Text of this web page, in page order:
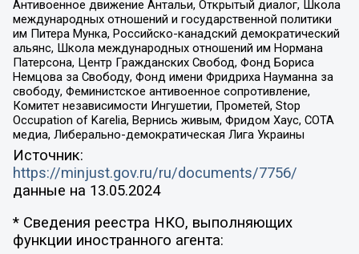
Антивоенное движение Антальи, Открытый диалог, Школа
международных отношений и государственной политики
им Питера Мунка, Российско-канадский демократический
альянс, Школа международных отношений им Нормана
Патерсона, Центр Гражданских Свобод, Фонд Бориса
Немцова за Свободу, Фонд имени Фридриха Науманна за
свободу, Феминистское антивоенное сопротивление,
Комитет независимости Ингушетии, Прометей, Stop
Occupation of Karelia, Вернись живым, Фридом Хаус, СОТА
медиа, Либерально-демократическая Лига Украины
Источник:
https://minjust.gov.ru/ru/documents/7756/
данные на 13.05.2024
* Сведения реестра НКО, выполняющих
функции иностранного агента: